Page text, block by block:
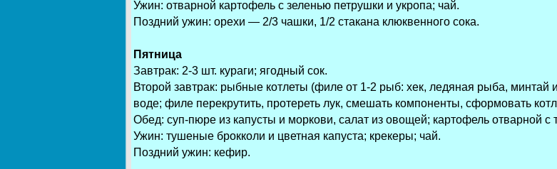
Ужин: отварной картофель с зеленью петрушки и укропа; чай.
Поздний ужин: орехи — 2/3 чашки, 1/2 стакана клюквенного сока.
Пятница
Завтрак: 2-3 шт. кураги; ягодный сок.
Второй завтрак: рыбные котлеты (филе от 1-2 рыб: хек, ледяная рыба, минтай
воде; филе перекрутить, протереть лук, смешать компоненты, сформовать
Обед: суп-пюре из капусты и моркови, салат из овощей; картофель отварной
Ужин: тушеные брокколи и цветная капуста; крекеры; чай.
Поздний ужин: кефир.